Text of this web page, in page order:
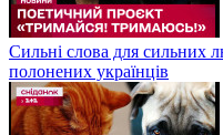
Сильні слова для сильних
полонених українців